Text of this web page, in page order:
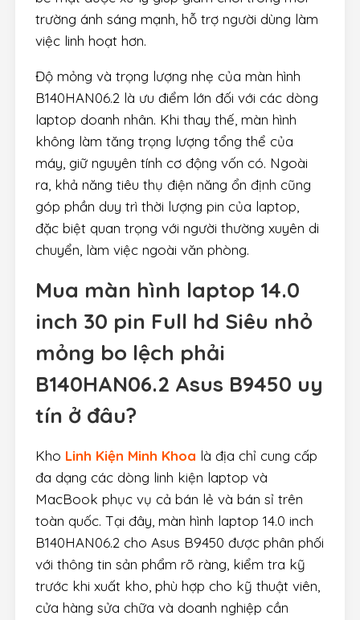
trường ánh sáng mạnh, hỗ trợ người dùng làm
việc linh hoạt hơn.
Độ mỏng và trọng lượng nhẹ của màn hình
B140HAN06.2 là ưu điểm lớn đối với các dòng
laptop doanh nhân. Khi thay thế, màn hình
không làm tăng trọng lượng tổng thể của
máy, giữ nguyên tính cơ động vốn có. Ngoài
ra, khả năng tiêu thụ điện năng ổn định cũng
góp phần duy trì thời lượng pin của laptop,
đặc biệt quan trọng với người thường xuyên di
chuyển, làm việc ngoài văn phòng.
Mua màn hình laptop 14.0
inch 30 pin Full hd Siêu nhỏ
mỏng bo lệch phải
B140HAN06.2 Asus B9450 uy
tín ở đâu?
Kho Linh Kiện Minh Khoa là địa chỉ cung cấp
đa dạng các dòng linh kiện laptop và
MacBook phục vụ cả bán lẻ và bán sỉ trên
toàn quốc. Tại đây, màn hình laptop 14.0 inch
B140HAN06.2 cho Asus B9450 được phân phối
với thông tin sản phẩm rõ ràng, kiểm tra kỹ
trước khi xuất kho, phù hợp cho kỹ thuật viên,
cửa hàng sửa chữa và doanh nghiệp cần